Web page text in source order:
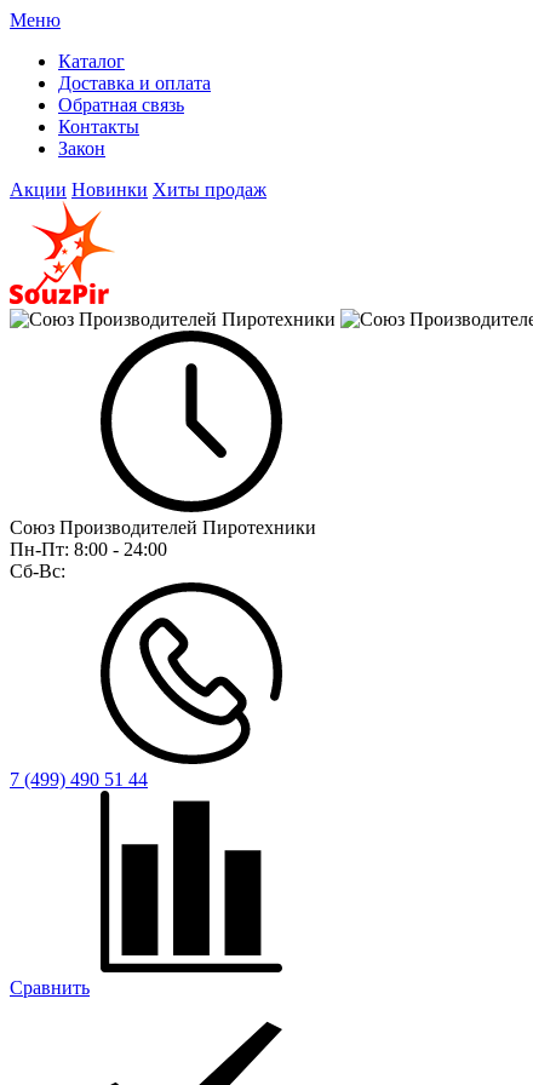
Меню
Каталог
Доставка и оплата
Обратная связь
Контакты
Закон
Акции Новинки Хиты продаж
Союз Производителей Пиротехники
Пн-Пт: 8:00 - 24:00
Сб-Вс:
7 (499) 490 51 44
Сравнить